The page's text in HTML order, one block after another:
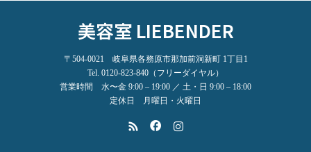
美容室 LIEBENDER
〒504-0021 岐阜県各務原市那加前洞新町 1丁目1
Tel. 0120-823-840（フリーダイヤル）
営業時間 水〜金 9:00 – 19:00 ／ 土・日 9:00 – 18:00
定休日 月曜日・火曜日